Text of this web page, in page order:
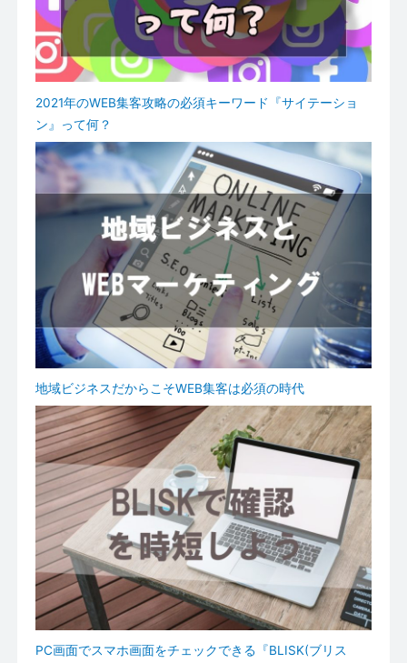
2021年のWEB集客攻略の必須キーワード『サイテーショ
ン』って何？
地域ビジネスだからこそWEB集客は必須の時代
PC画面でスマホ画面をチェックできる『BLISK(ブリス